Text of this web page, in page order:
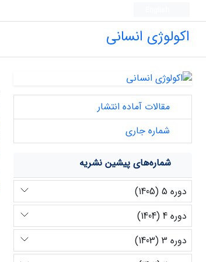
اکولوژی انسانی
مقالات آماده انتشار
شماره جاری
شماره‌های پیشین نشریه
دوره 5 (1405)
دوره 4 (1404)
دوره 3 (1403)